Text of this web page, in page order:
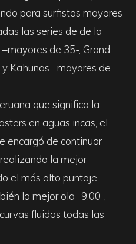
para surfistas mayores
las series de de la
de 35-, Grand
Kahunas –mayores de
que significa la
en aguas incas, el
encargó de continuar
la mejor
el más alto puntaje
la mejor ola -9.00-,
fluidas todas las